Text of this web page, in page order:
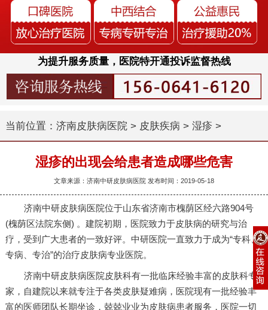
为提升服务质量，医院特开通投诉监督热线
当前位置： 济南皮肤病医院> 皮肤疾病 > 湿疹 >
湿疹的出现会给患者造成哪些危害
文章来源：济南中研皮肤病医院 发布时间：2019-05-18
济南中研皮肤病医院位于山东省济南市槐荫区经六路904号
(槐荫区法院东侧) 。建院初期，医院致力于皮肤病的研究与治
疗，受到广大患者的一致好评。中研医院一直致力于成为“专科、
专病、专治”的治疗皮肤病专业医院。
济南中研皮肤病医院皮肤科有一批临床经验丰富的皮肤科专
家，自建院以来就专注于各类皮肤疑难病，医院现有一批经验丰
富的医师团队长期坐诊，兢兢业业为皮肤病患者服务，医院一切